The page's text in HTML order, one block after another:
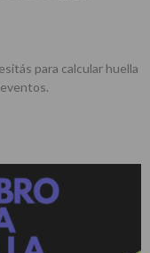
para calcular huella